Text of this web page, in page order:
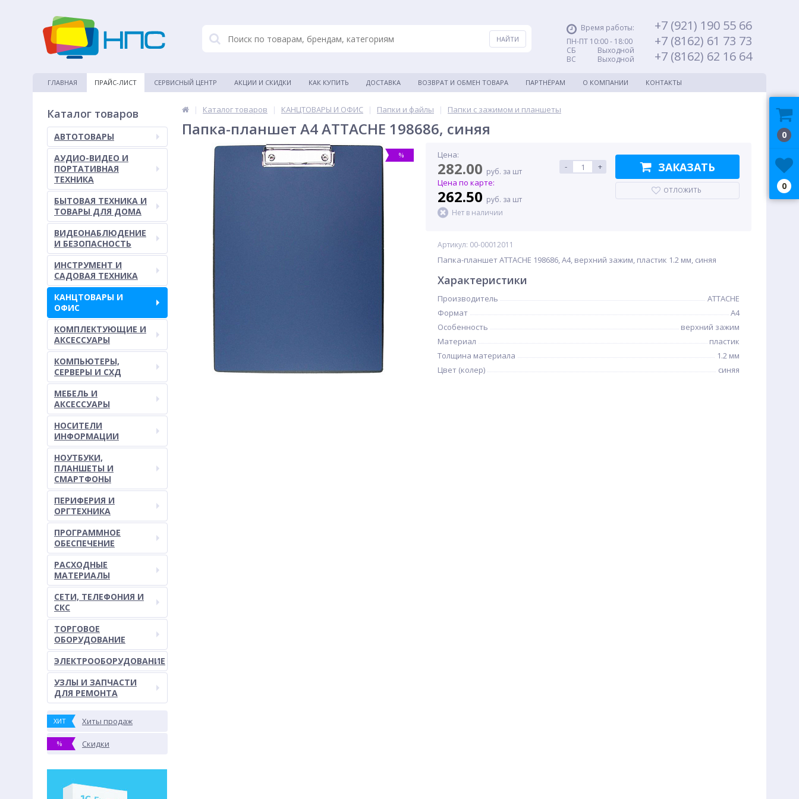
Время работы:
ПН-ПТ 10:00 - 18:00
СБ Выходной
ВС Выходной
+7 (921) 190 55 66
+7 (8162) 61 73 73
+7 (8162) 62 16 64
ГЛАВНАЯ ПРАЙС-ЛИСТ СЕРВИСНЫЙ ЦЕНТР АКЦИИ И СКИДКИ КАК КУПИТЬ ДОСТАВКА ВОЗВРАТ И ОБМЕН ТОВАРА ПАРТНЁРАМ О КОМПАНИИ КОНТАКТЫ
Каталог товаров
АВТОТОВАРЫ
АУДИО-ВИДЕО И
ПОРТАТИВНАЯ
ТЕХНИКА
БЫТОВАЯ ТЕХНИКА И
ТОВАРЫ ДЛЯ ДОМА
ВИДЕОНАБЛЮДЕНИЕ
И БЕЗОПАСНОСТЬ
ИНСТРУМЕНТ И
САДОВАЯ ТЕХНИКА
КАНЦТОВАРЫ И
ОФИС
КОМПЛЕКТУЮЩИЕ И
АКСЕССУАРЫ
КОМПЬЮТЕРЫ,
СЕРВЕРЫ И СХД
МЕБЕЛЬ И
АКСЕССУАРЫ
НОСИТЕЛИ
ИНФОРМАЦИИ
НОУТБУКИ,
ПЛАНШЕТЫ И
СМАРТФОНЫ
ПЕРИФЕРИЯ И
ОРГТЕХНИКА
ПРОГРАММНОЕ
ОБЕСПЕЧЕНИЕ
РАСХОДНЫЕ
МАТЕРИАЛЫ
СЕТИ, ТЕЛЕФОНИЯ И
СКС
ТОРГОВОЕ
ОБОРУДОВАНИЕ
ЭЛЕКТРООБОРУДОВАНИЕ
УЗЛЫ И ЗАПЧАСТИ
ДЛЯ РЕМОНТА
ХИТ Хиты продаж
% Скидки
| Каталог товаров | КАНЦТОВАРЫ И ОФИС | Папки и файлы | Папки с зажимом и планшеты
Папка-планшет A4 ATTACHE 198686, синяя
% Цена:
282.00 руб. за шт
Цена по карте:
262.50 руб. за шт
Нет в наличии
- + ЗАКАЗАТЬ
ОТЛОЖИТЬ
Артикул: 00-00012011
Папка-планшет ATTACHE 198686, A4, верхний зажим, пластик 1.2 мм, синяя
Характеристики
Производитель
ATTACHE
Формат
A4
Особенность
верхний зажим
Материал
пластик
Толщина материала
1.2 мм
Цвет (колер)
синяя
0
0